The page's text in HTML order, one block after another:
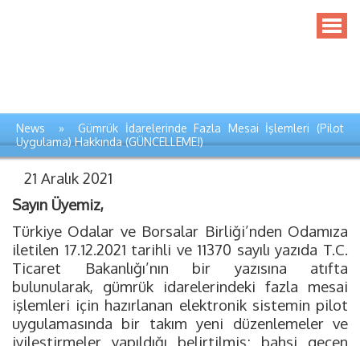
News » Gümrük İdarelerinde Fazla Mesai İşlemleri (Pilot
Uygulama) Hakkında (GÜNCELLEME!)
21 Aralık 2021
Sayın Üyemiz,
Türkiye Odalar ve Borsalar Birliği’nden Odamıza
iletilen 17.12.2021 tarihli ve 11370 sayılı yazıda T.C.
Ticaret Bakanlığı’nın bir yazısına atıfta
bulunularak, gümrük idarelerindeki fazla mesai
işlemleri için hazırlanan elektronik sistemin pilot
uygulamasında bir takım yeni düzenlemeler ve
iyileştirmeler yapıldığı belirtilmiş; bahsi geçen